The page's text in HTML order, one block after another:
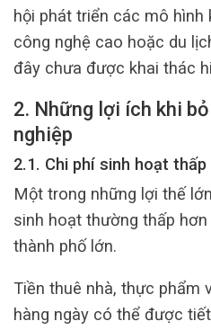
hội phát triển các mô hình
công nghệ cao hoặc du
đây chưa được khai thác
2. Những lợi ích khi
nghiệp
2.1. Chi phí sinh hoạt thấp
Một trong những lợi thế
sinh hoạt thường thấp
thành phố lớn.
Tiền thuê nhà, thực phẩm
hàng ngày có thể được